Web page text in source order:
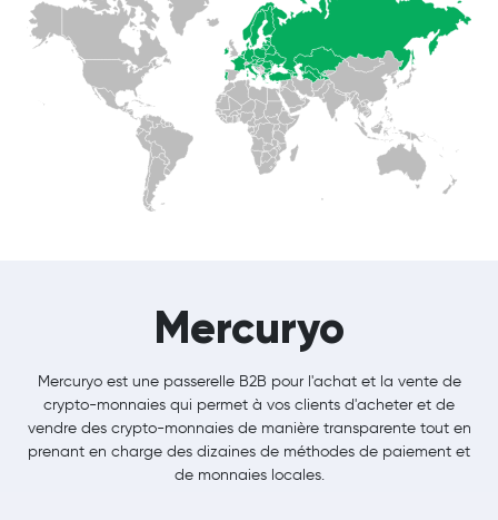
Mercuryo
Mercuryo est une passerelle B2B pour l'achat et la vente de
crypto-monnaies qui permet à vos clients d'acheter et de
vendre des crypto-monnaies de manière transparente tout en
prenant en charge des dizaines de méthodes de paiement et
de monnaies locales.